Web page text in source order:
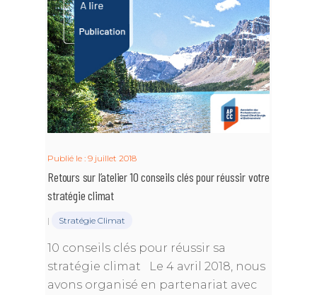
Publié le : 9 juillet 2018
Retours sur l’atelier 10 conseils clés pour réussir votre
stratégie climat
| Stratégie Climat
10 conseils clés pour réussir sa
stratégie climat Le 4 avril 2018, nous
avons organisé en partenariat avec